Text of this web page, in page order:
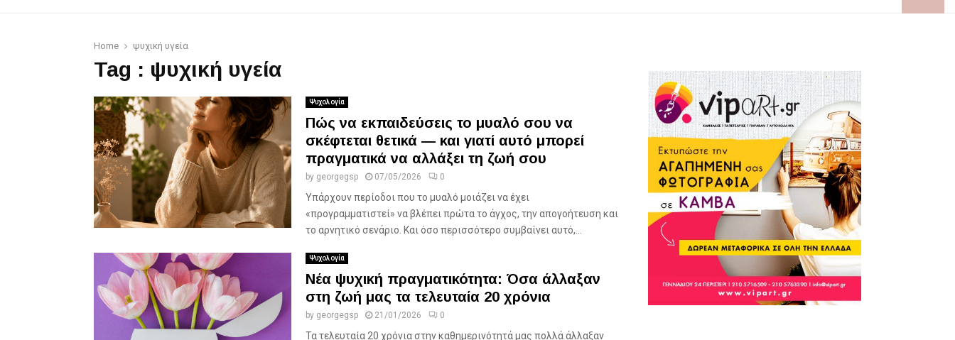
Home ψυχική υγεία
Tag : ψυχική υγεία
Ψυχολογία
Πώς να εκπαιδεύσεις το μυαλό σου να
σκέφτεται θετικά — και γιατί αυτό μπορεί
πραγματικά να αλλάξει τη ζωή σου
by georgegsp 07/05/2026 0
Υπάρχουν περίοδοι που το μυαλό μοιάζει να έχει
«προγραμματιστεί» να βλέπει πρώτα το άγχος, την απογοήτευση και
το αρνητικό σενάριο. Και όσο περισσότερο συμβαίνει αυτό,...
Ψυχολογία
Νέα ψυχική πραγματικότητα: Όσα άλλαξαν
στη ζωή μας τα τελευταία 20 χρόνια
by georgegsp 21/01/2026 0
Τα τελευταία 20 χρόνια στην καθημερινότητά μας πολλά άλλαξαν